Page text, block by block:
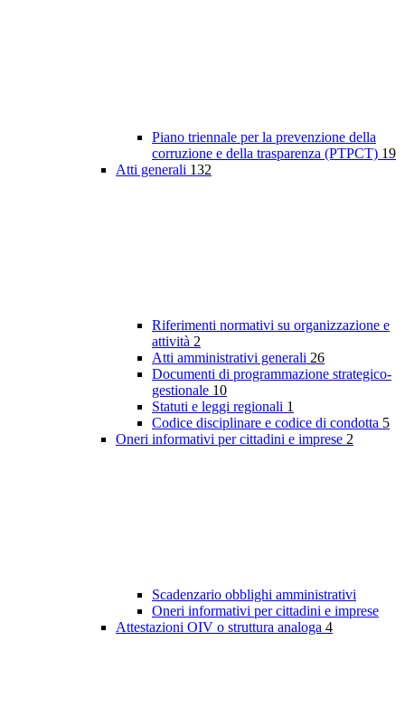
Piano triennale per la prevenzione della
corruzione e della trasparenza (PTPCT) 19
Atti generali 132
Riferimenti normativi su organizzazione e
attività 2
Atti amministrativi generali 26
Documenti di programmazione strategico-
gestionale 10
Statuti e leggi regionali 1
Codice disciplinare e codice di condotta 5
Oneri informativi per cittadini e imprese 2
Scadenzario obblighi amministrativi
Oneri informativi per cittadini e imprese
Attestazioni OIV o struttura analoga 4